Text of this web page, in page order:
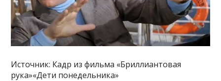
Источник: Кадр из фильма «Бриллиантовая
рука»«Дети понедельника»